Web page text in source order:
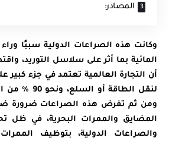
المصادر:
وكانت هذه الصراعات الدولية سببًا
المائية بما أثر على سلاسل التوريد،
أن التجارة العالمية تعتمد في جزء كبير
لنقل الطاقة أو
ومن ثم تفرض هذه الصراعات ضرورة
المضايق والممرات البحرية، في ظل
والصراعات الدولية، بتوظيف